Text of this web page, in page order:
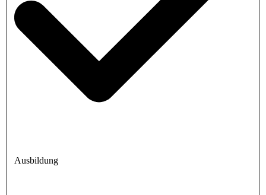
Ausbildung